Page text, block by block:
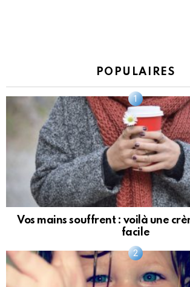
POPULAIRES
Vos mains souffrent : voilà une
facile